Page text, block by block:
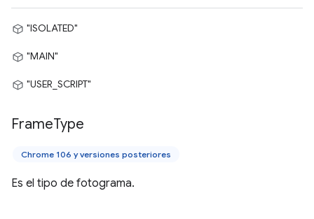
"ISOLATED"
"MAIN"
"USER_SCRIPT"
FrameType
Chrome 106 y versiones posteriores
Es el tipo de fotograma.